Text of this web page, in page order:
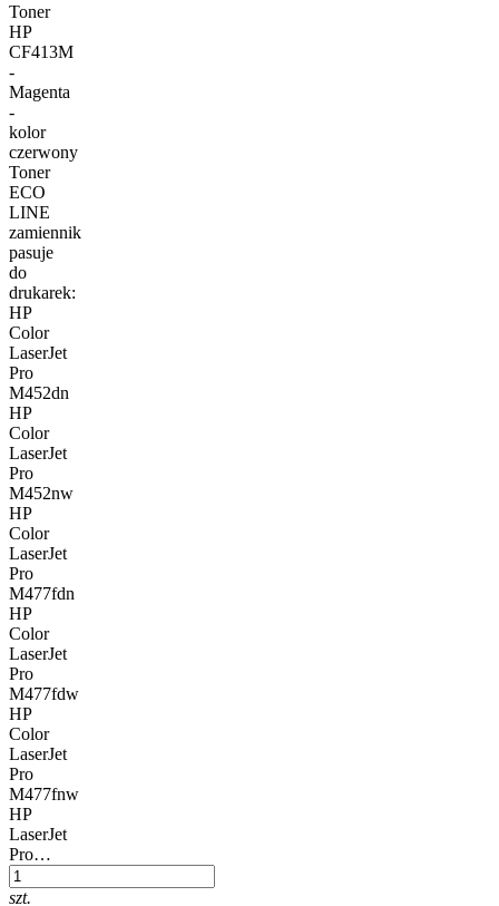
Toner
HP
CF413M
-
Magenta
-
kolor
czerwony
Toner
ECO
LINE
zamiennik
pasuje
do
drukarek:
HP
Color
LaserJet
Pro
M452dn
HP
Color
LaserJet
Pro
M452nw
HP
Color
LaserJet
Pro
M477fdn
HP
Color
LaserJet
Pro
M477fdw
HP
Color
LaserJet
Pro
M477fnw
HP
LaserJet
Pro…
szt.